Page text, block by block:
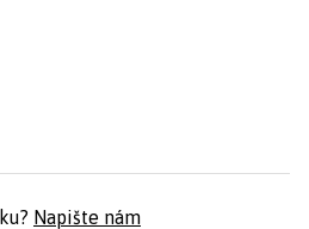
Napište nám